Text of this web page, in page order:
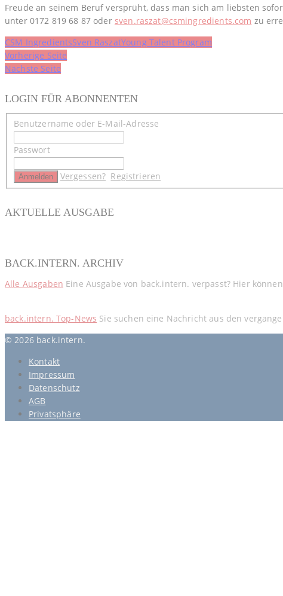
Freude an seinem Beruf versprüht, dass man sich am liebsten
unter 0172 819 68 87 oder sven.raszat@csmingredients.com zu
CSM IngredientsSven RaszatYoung Talent Program
Beitragsnavigation
Vorherige Seite
Nächste Seite
LOGIN FÜR ABONNENTEN
Benutzername oder E-Mail-Adresse
Passwort
Vergessen? Registrieren
AKTUELLE AUSGABE
BACK.INTERN. ARCHIV
Alle Ausgaben Eine Ausgabe von back.intern. verpasst? Hier
back.intern. Top-News Sie suchen eine Nachricht aus den
© 2026 back.intern.
Kontakt
Impressum
Datenschutz
AGB
Privatsphäre